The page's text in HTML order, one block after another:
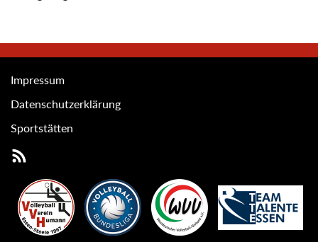
Impressum
Datenschutzerklärung
Sportstätten